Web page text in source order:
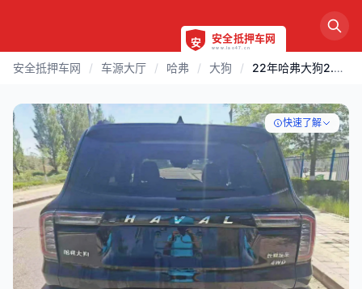
安全抵押车网 / 车源大厅 / 哈弗 / 大狗 / 22年哈弗大狗2.0T四驱顶配
快速了解